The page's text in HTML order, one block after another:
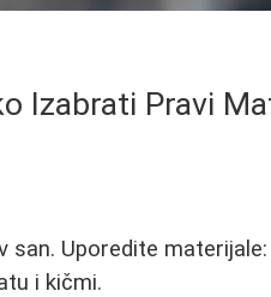
Izabrati Pravi
Uporedite
i kičmi.